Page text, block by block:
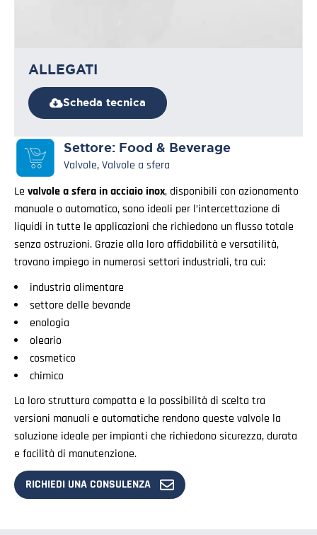
ALLEGATI
Scheda tecnica
Settore: Food & Beverage
Valvole,Valvole a sfera
Le valvole a sfera in acciaio inox, disponibili con azionamento
manuale o automatico, sono ideali per l’intercettazione di
liquidi in tutte le applicazioni che richiedono un flusso totale
senza ostruzioni. Grazie alla loro affidabilità e versatilità,
trovano impiego in numerosi settori industriali, tra cui:
industria alimentare
settore delle bevande
enologia
oleario
cosmetico
chimico
La loro struttura compatta e la possibilità di scelta tra
versioni manuali e automatiche rendono queste valvole la
soluzione ideale per impianti che richiedono sicurezza, durata
e facilità di manutenzione.
RICHIEDI UNA CONSULENZA